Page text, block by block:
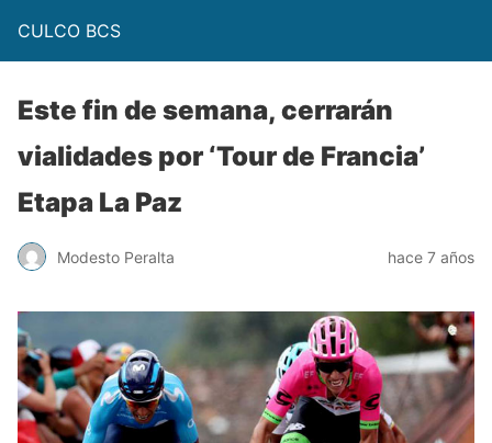
CULCO BCS
Este fin de semana, cerrarán
vialidades por ‘Tour de Francia’
Etapa La Paz
Modesto Peralta hace 7 años